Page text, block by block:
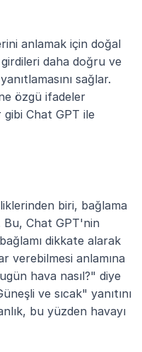
anlamak için doğal
daha doğru ve
sağlar.
özgü ifadeler
Chat GPT ile
biri, bağlama
Bu, Chat GPT'nin
dikkate alarak
verebilmesi anlamına
hava nasıl?" diye
ve sıcak" yanıtını
bu yüzden havayı